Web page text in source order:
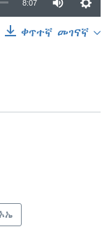
8:07
ቀጥተኛ መገናኛ